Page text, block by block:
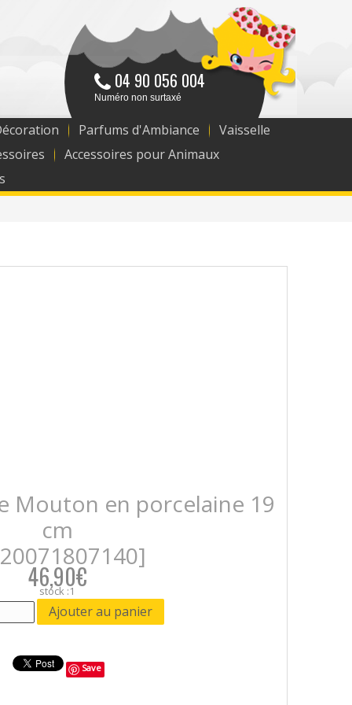
04 90 056 004
Numéro non surtaxé
Parfums d'Ambiance
Vaisselle
Accessoires pour Animaux
Mouton en porcelaine 19
cm
46,90€
stock :1
Save